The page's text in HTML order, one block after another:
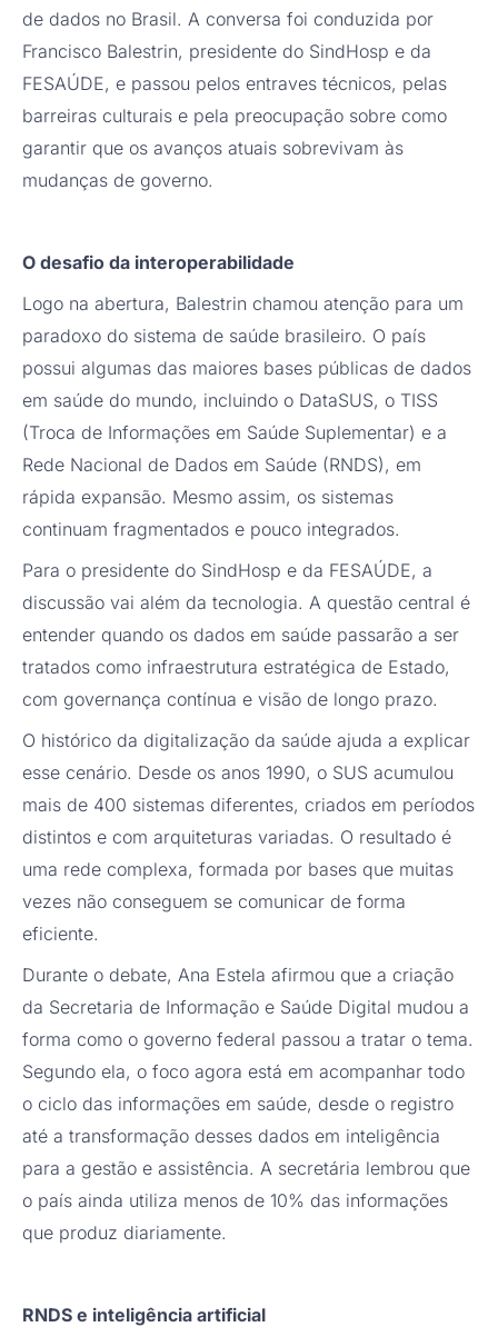
de dados no Brasil. A conversa foi conduzida por
Francisco Balestrin, presidente do SindHosp e da
FESAÚDE, e passou pelos entraves técnicos, pelas
barreiras culturais e pela preocupação sobre como
garantir que os avanços atuais sobrevivam às
mudanças de governo.
O desafio da interoperabilidade
Logo na abertura, Balestrin chamou atenção para um
paradoxo do sistema de saúde brasileiro. O país
possui algumas das maiores bases públicas de dados
em saúde do mundo, incluindo o DataSUS, o TISS
(Troca de Informações em Saúde Suplementar) e a
Rede Nacional de Dados em Saúde (RNDS), em
rápida expansão. Mesmo assim, os sistemas
continuam fragmentados e pouco integrados.
Para o presidente do SindHosp e da FESAÚDE, a
discussão vai além da tecnologia. A questão central é
entender quando os dados em saúde passarão a ser
tratados como infraestrutura estratégica de Estado,
com governança contínua e visão de longo prazo.
O histórico da digitalização da saúde ajuda a explicar
esse cenário. Desde os anos 1990, o SUS acumulou
mais de 400 sistemas diferentes, criados em períodos
distintos e com arquiteturas variadas. O resultado é
uma rede complexa, formada por bases que muitas
vezes não conseguem se comunicar de forma
eficiente.
Durante o debate, Ana Estela afirmou que a criação
da Secretaria de Informação e Saúde Digital mudou a
forma como o governo federal passou a tratar o tema.
Segundo ela, o foco agora está em acompanhar todo
o ciclo das informações em saúde, desde o registro
até a transformação desses dados em inteligência
para a gestão e assistência. A secretária lembrou que
o país ainda utiliza menos de 10% das informações
que produz diariamente.
RNDS e inteligência artificial